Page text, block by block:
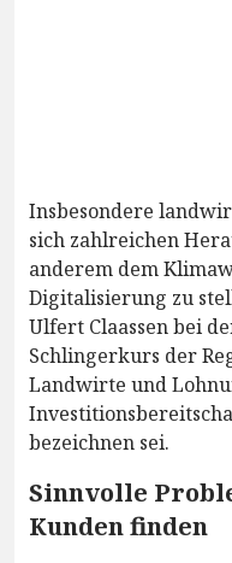
Insbesondere
sich zahlreichen
anderem dem
Digitalisierung zu
Ulfert Claassen bei
Schlingerkurs der
Landwirte und
bezeichnen sei.
Sinnvolle
Kunden finden